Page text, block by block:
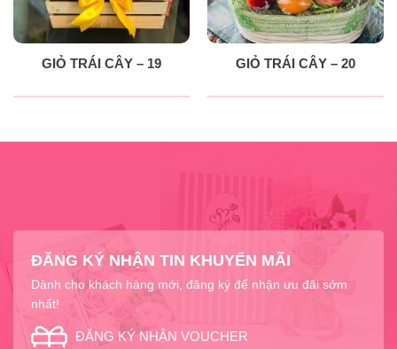
GIỎ TRÁI CÂY – 19 GIỎ TRÁI CÂY – 20
ĐĂNG KÝ NHẬN TIN KHUYẾN MÃI
Dành cho khách hàng mới, đăng ký để nhận ưu đãi sớm
nhất!
ĐĂNG KÝ NHẬN VOUCHER